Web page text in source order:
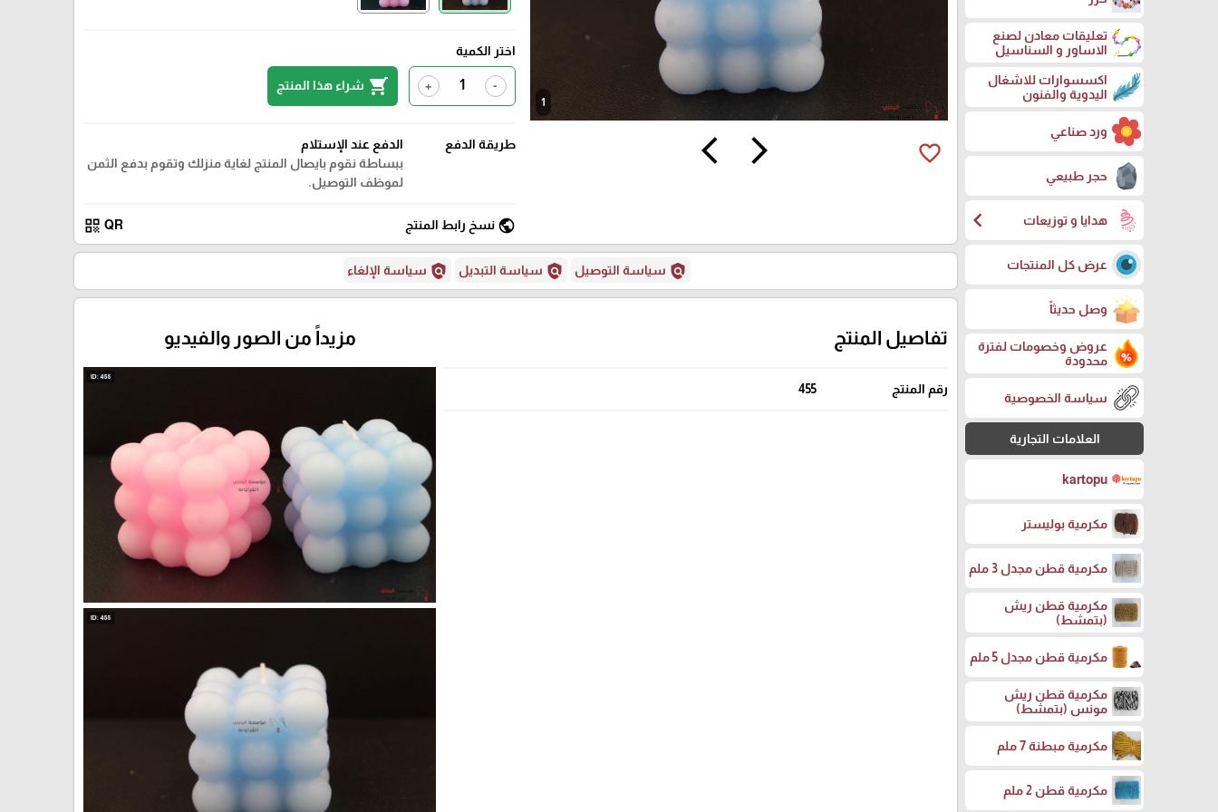
تعليقات معادن لصنع
الاساور و السناسيل
اكسسوارات للاشغال
اليدوية والفنون
ورد صناعي
حجر طبيعي
هدايا و توزيعات chevron_left
عرض كل المنتجات
وصل حديثاً
عروض وخصومات لفترة
محدودة
سياسة الخصوصية
العلامات التجارية
kartopu
مكرمية بوليستر
مكرمية قطن مجدل 3 ملم
مكرمية قطن ريش
(بتمشط)
مكرمية قطن مجدل 5 ملم
مكرمية قطن ريش
مونس (بتمشط)
مكرمية مبطنة 7 ملم
مكرمية قطن 2 ملم
1
arrow_forward_ios
arrow_back_ios favorite_border
اختر الكمية
-
+
shopping_cart شراء هذا المنتج
طريقة الدفع
الدفع عند الإستلام
ببساطة نقوم بايصال المنتج لغاية منزلك وتقوم بدفع الثمن
لموظف التوصيل.
public نسخ رابط المنتج QR
qr_code
policy سياسة التوصيل policy سياسة التبديل policy سياسة الإلغاء
تفاصيل المنتج
رقم المنتج 455
مزيداً من الصور والفيديو